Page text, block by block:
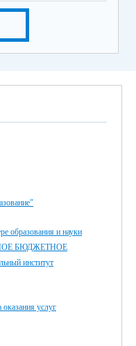
образования и науки
БЮДЖЕТНОЕ
институт
оказания услуг